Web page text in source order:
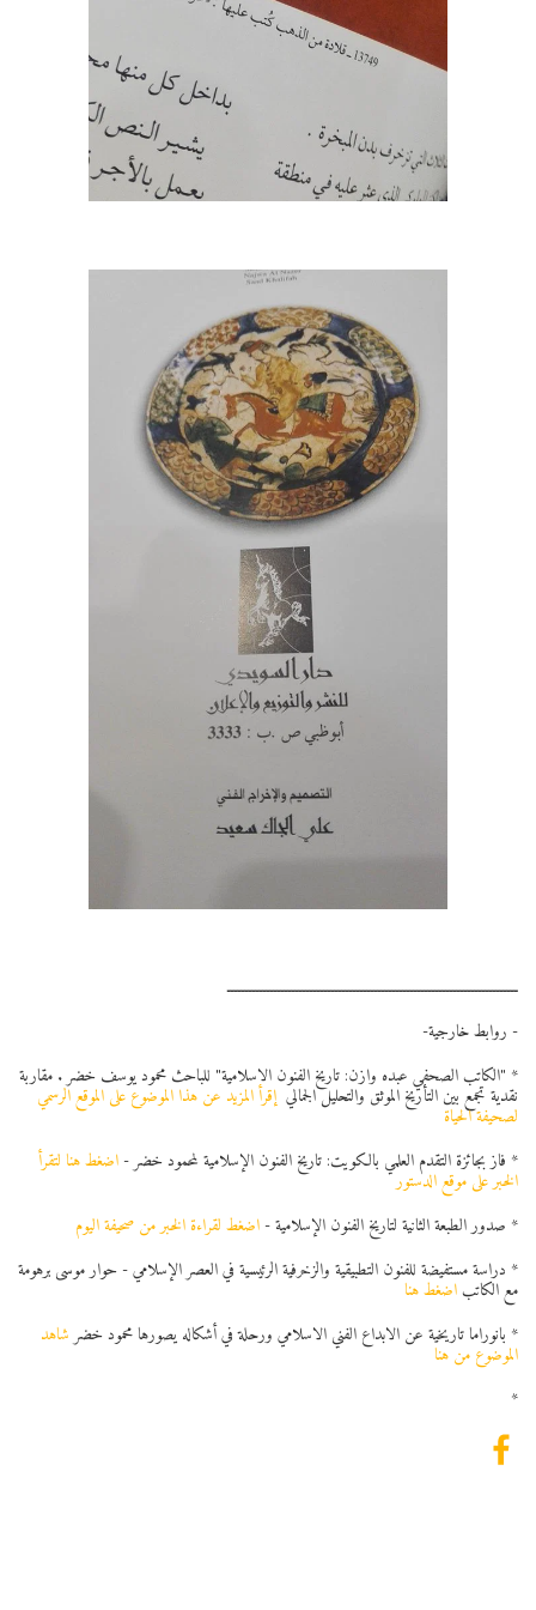
ـــــــــــــــــــــــــــــــــــــــــــــــــــــــــــــــــــــــــــــــــ
- روابط خارجية-
* "الكاتب الصحفي عبده وازن: تاريخ الفنون الاسلامية" للباحث محمود يوسف خضر . مقاربة
نقدية تجمع بين التأريخ الموثق والتحليل الجماليإقرأ المزيد عن هذا الموضوع على الموقع الرسمي
لصحيفة الحياة
* فاز بجائزة التقدم العلمي بالكويت: تاريخ الفنون الإسلامية لمحمود خضر -اضغط هنا لتقرأ
الخبر على موقع الدستور
* صدور الطبعة الثانية لتاريخ الفنون الإسلامية -اضغط لقراءة الخبر من صحيفة اليوم
* دراسة مستفيضة للفنون التطبيقية والزخرفية الرئيسية في العصر الإسلامي - حوار موسى برهومة
مع الكاتباضغط هنا
* بانوراما تاريخية عن الابداع الفني الاسلامي ورحلة في أشكاله يصورها محمود خضرشاهد
الموضوع من هنا